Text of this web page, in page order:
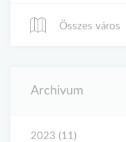
Összes város
Archivum
2023 (11)